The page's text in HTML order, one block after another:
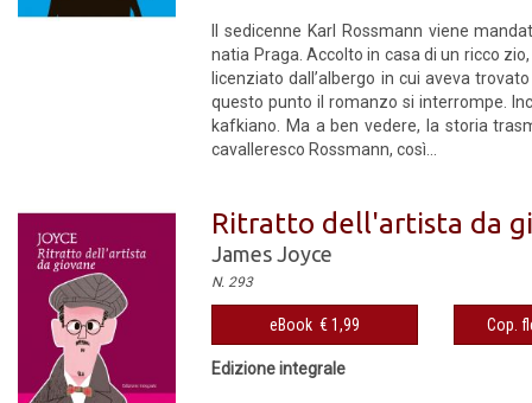
Il sedicenne Karl Rossmann viene
natia Praga. Accolto in casa di un ricco
licenziato dall’albergo in cui aveva
questo punto il romanzo si interrompe.
kafkiano. Ma a ben vedere, la storia
cavalleresco Rossmann, così...
Ritratto dell'artista da
James Joyce
N. 293
eBook € 1,99 Cop.
Edizione integrale